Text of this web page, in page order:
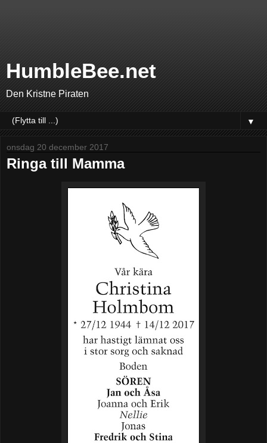
HumbleBee.net
Den Kristne Piraten
▼
onsdag 20 december 2017
Ringa till Mamma